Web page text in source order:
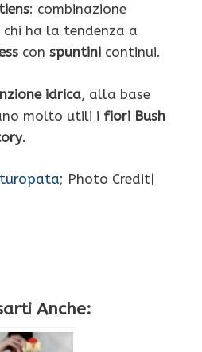
: combinazione
ha la tendenza a
con spuntini continui.
idrica, alla base
molto utili i fiori Bush
.
; Photo Credit|
Anche: